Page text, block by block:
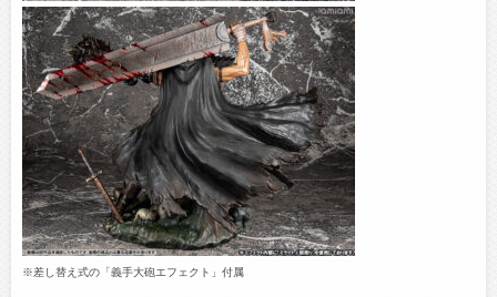
※差し替え式の「義手大砲エフェクト」付属